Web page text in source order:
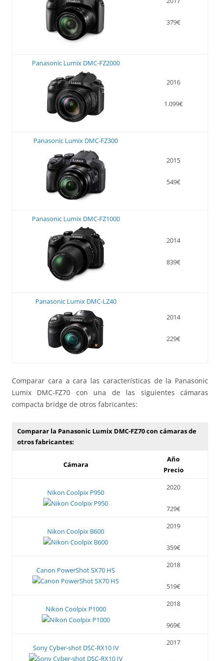
379€
Panasonic Lumix DMC-FZ2000
2016
1.099€
Panasonic Lumix DMC-FZ300
2015
549€
Panasonic Lumix DMC-FZ1000
2014
839€
Panasonic Lumix DMC-LZ40
2014
229€
Comparar cara a cara las características de la Panasonic
Lumix DMC-FZ70 con una de las siguientes cámaras
compacta bridge de otros fabricantes:
Comparar la Panasonic Lumix DMC-FZ70 con cámaras de
otros fabricantes:
Cámara
Año
Precio
Nikon Coolpix P950
2020
729€
Nikon Coolpix B600
2019
359€
Canon PowerShot SX70 HS
2018
519€
Nikon Coolpix P1000
2018
969€
Sony Cyber-shot DSC-RX10 IV
2017